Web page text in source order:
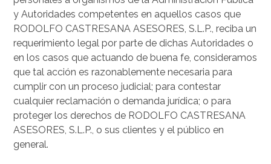
y Autoridades competentes en aquellos casos que
RODOLFO CASTRESANA ASESORES, S.L.P., reciba un
requerimiento legal por parte de dichas Autoridades o
en los casos que actuando de buena fe, consideramos
que tal acción es razonablemente necesaria para
cumplir con un proceso judicial; para contestar
cualquier reclamación o demanda jurídica; o para
proteger los derechos de RODOLFO CASTRESANA
ASESORES, S.L.P., o sus clientes y el público en
general.